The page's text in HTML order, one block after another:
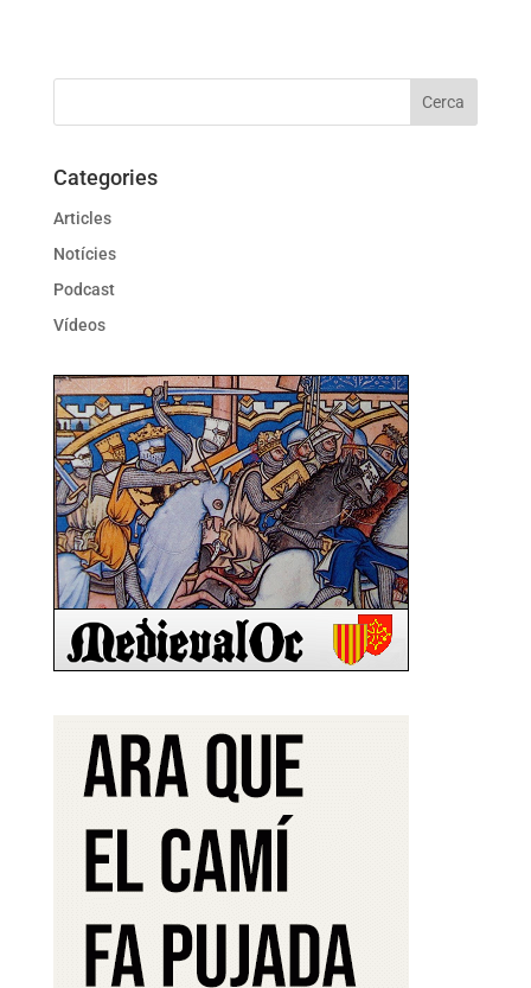
Categories
Articles
Notícies
Podcast
Vídeos